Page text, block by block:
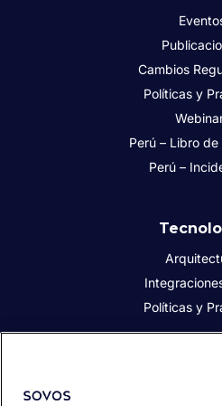
Cambios
Políticas y
Perú – Libro
Perú –
Políticas y